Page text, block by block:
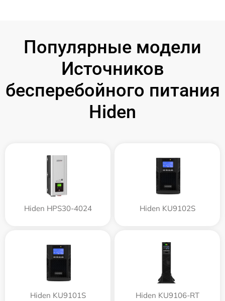
Популярные модели
Источников
бесперебойного питания
Hiden
Hiden HPS30-4024 Hiden KU9102S
Hiden KU9101S Hiden KU9106-RT